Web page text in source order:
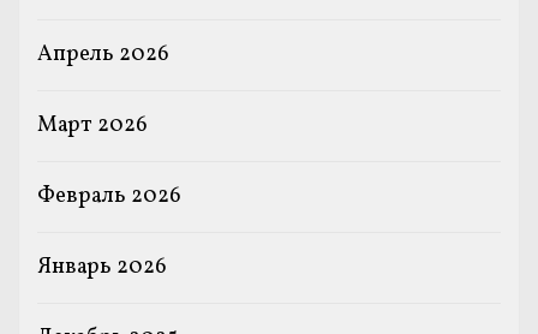
Апрель 2026
Март 2026
Февраль 2026
Январь 2026